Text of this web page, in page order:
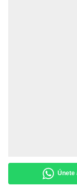
Únete